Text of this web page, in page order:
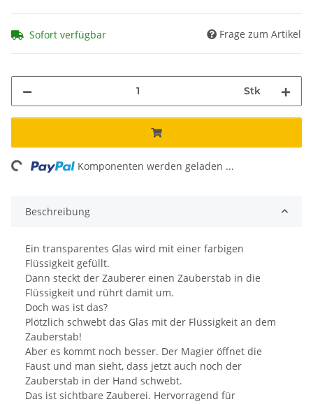
Sofort verfügbar Frage zum Artikel
Stk
Komponenten werden geladen ...
Beschreibung
Ein transparentes Glas wird mit einer farbigen
Flüssigkeit gefüllt.
Dann steckt der Zauberer einen Zauberstab in die
Flüssigkeit und rührt damit um.
Doch was ist das?
Plötzlich schwebt das Glas mit der Flüssigkeit an dem
Zauberstab!
Aber es kommt noch besser. Der Magier öffnet die
Faust und man sieht, dass jetzt auch noch der
Zauberstab in der Hand schwebt.
Das ist sichtbare Zauberei. Hervorragend für